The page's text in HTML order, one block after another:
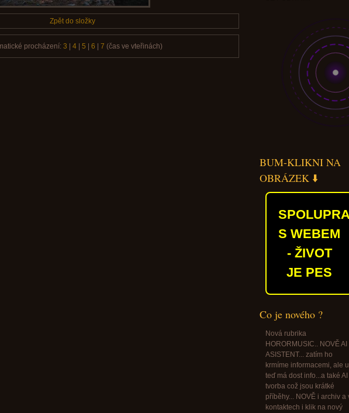
Zpět do složky
procházení: 3 4| 5 6 7 (čas ve vteřinách)
BUM-KLIKNI NA
OBRÁZEK ⬇️
S WEBEM
- ŽIVOT
JE PES
Co je nového ?
Nová rubrika
HORORMUSIC.. NOVĚ AI
ASISTENT... zatím ho
krmíme informacemi, ale
teď má dost info...a také AI
tvorba což jsou krátké
příběhy... NOVĚ i archiv a
kontaktech i klik na nový